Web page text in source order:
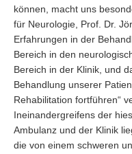
können, macht uns
für Neurologie, Prof. Dr.
Erfahrungen in der
Bereich in den
Bereich in der Klinik, und
Behandlung unserer
Rehabilitation fortführen“
Ineinandergreifens der
Ambulanz und der Klinik
die von einem schweren